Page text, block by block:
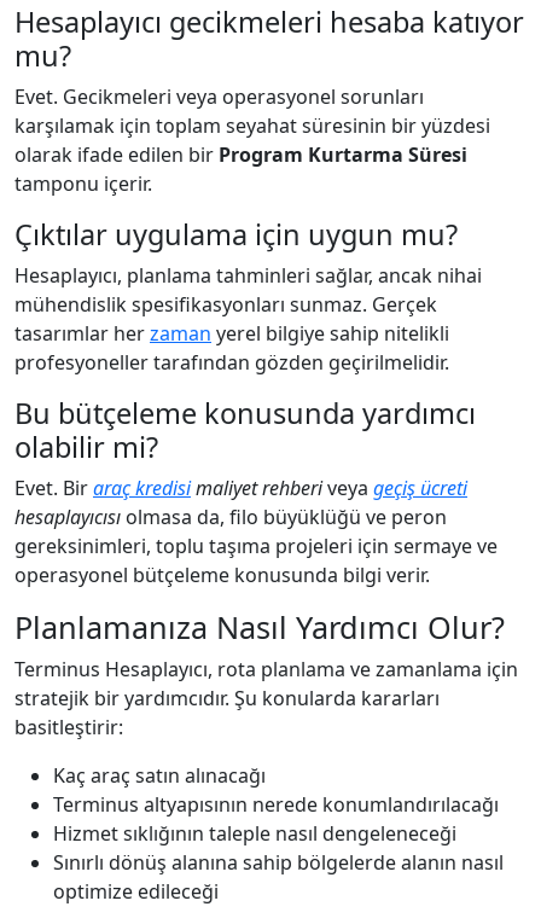
Hesaplayıcı gecikmeleri hesaba katıyor
mu?
Evet. Gecikmeleri veya operasyonel sorunları
karşılamak için toplam seyahat süresinin bir yüzdesi
olarak ifade edilen bir Program Kurtarma Süresi
tamponu içerir.
Çıktılar uygulama için uygun mu?
Hesaplayıcı, planlama tahminleri sağlar, ancak nihai
mühendislik spesifikasyonları sunmaz. Gerçek
tasarımlar herzaman yerel bilgiye sahip nitelikli
profesyoneller tarafından gözden geçirilmelidir.
Bu bütçeleme konusunda yardımcı
olabilir mi?
Evet. Biraraç kredisimaliyet rehberiveya geçiş ücreti
hesaplayıcısı olmasa da, filo büyüklüğü ve peron
gereksinimleri, toplu taşıma projeleri için sermaye ve
operasyonel bütçeleme konusunda bilgi verir.
Planlamanıza Nasıl Yardımcı Olur?
Terminus Hesaplayıcı, rota planlama ve zamanlama için
stratejik bir yardımcıdır. Şu konularda kararları
basitleştirir:
Kaç araç satın alınacağı
Terminus altyapısının nerede konumlandırılacağı
Hizmet sıklığının taleple nasıl dengeleneceği
Sınırlı dönüş alanına sahip bölgelerde alanın nasıl
optimize edileceği